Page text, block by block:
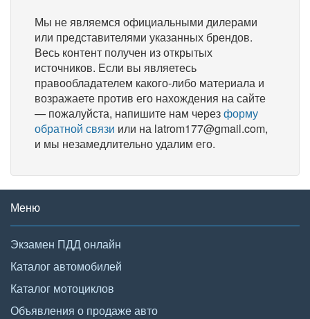
Мы не являемся официальными дилерами
или представителями указанных брендов.
Весь контент получен из открытых
источников. Если вы являетесь
правообладателем какого-либо материала и
возражаете против его нахождения на сайте
— пожалуйста, напишите нам черезформу
обратной связи или на latrom177@gmail.com,
и мы незамедлительно удалим его.
Меню
Экзамен ПДД онлайн
Каталог автомобилей
Каталог мотоциклов
Объявления о продаже авто